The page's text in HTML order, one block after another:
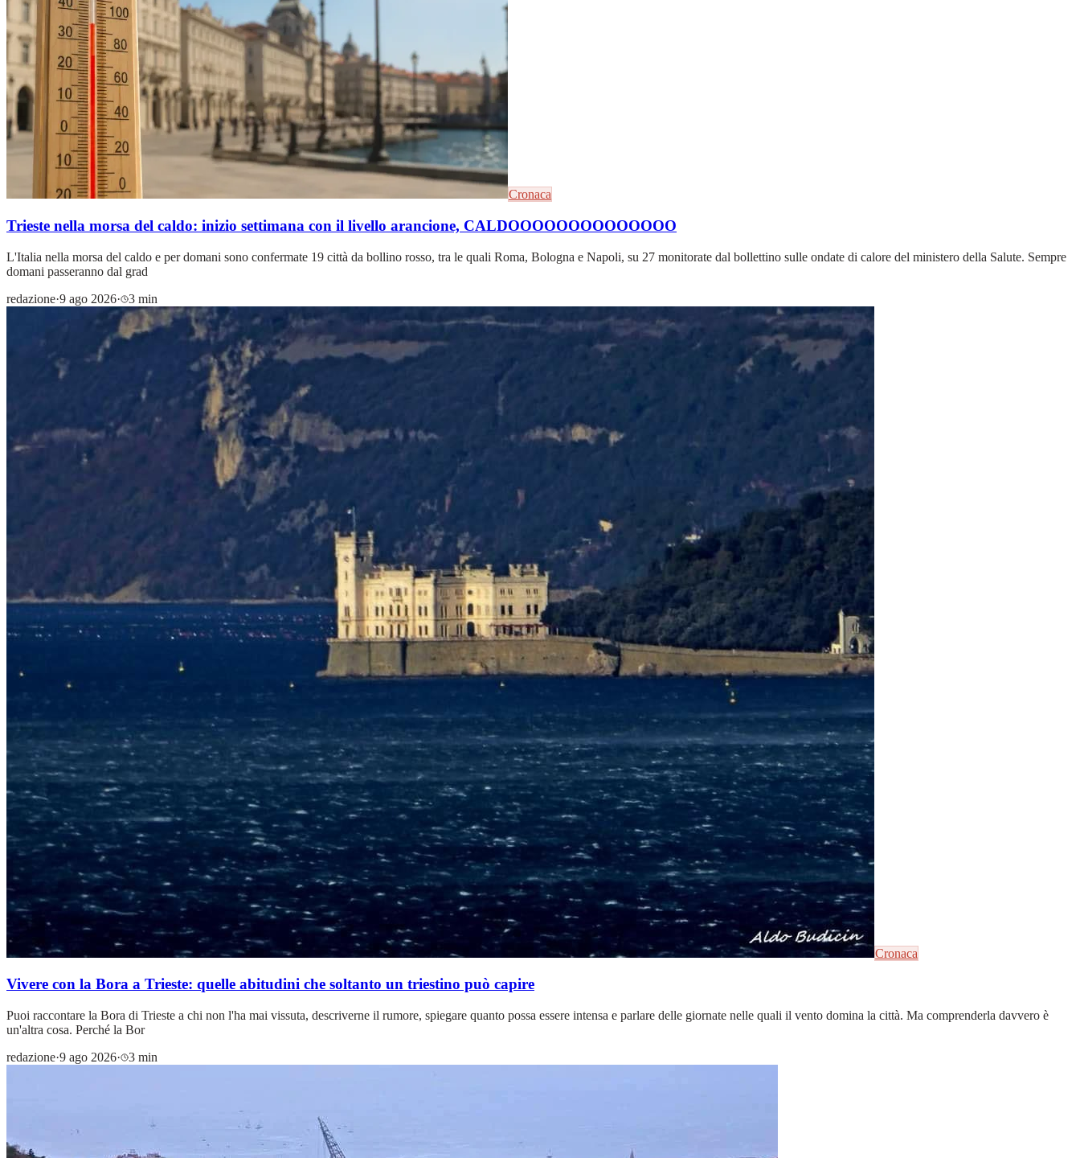
Cronaca
Trieste nella morsa del caldo: inizio settimana con il livello arancione, CALDOOOOOOOOOOOOOO
L'Italia nella morsa del caldo e per domani sono confermate 19 città da bollino rosso, tra le quali Roma, Bologna e Napoli, su 27 monitorate dal bollettino sulle ondate di calore del ministero della Salute. Sempre
domani passeranno dal grad
redazione·9 ago 2026· 3 min
Cronaca
Vivere con la Bora a Trieste: quelle abitudini che soltanto un triestino può capire
Puoi raccontare la Bora di Trieste a chi non l'ha mai vissuta, descriverne il rumore, spiegare quanto possa essere intensa e parlare delle giornate nelle quali il vento domina la città. Ma comprenderla davvero è
un'altra cosa. Perché la Bor
redazione·9 ago 2026· 3 min